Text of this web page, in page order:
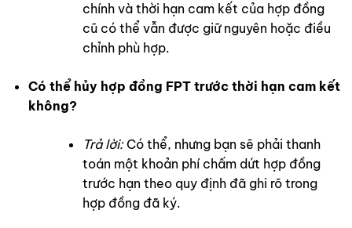
chính và thời hạn cam kết của hợp đồng
cũ có thể vẫn được giữ nguyên hoặc điều
chỉnh phù hợp.
Có thể hủy hợp đồng FPT trước thời hạn cam kết
không?
Trả lời:Có thể, nhưng bạn sẽ phải thanh
toán một khoản phí chấm dứt hợp đồng
trước hạn theo quy định đã ghi rõ trong
hợp đồng đã ký.